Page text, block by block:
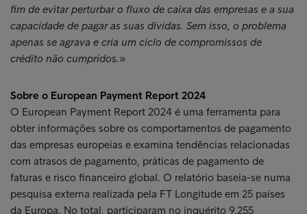
fim de evitar perturbar o fluxo de caixa das empresas e a sua
capacidade de pagar as suas dívidas. Sem isso, o problema
apenas se agrava e cria um ciclo de compromissos de
crédito não cumpridos.»
Sobre o European Payment Report 2024
O European Payment Report 2024 é uma ferramenta para
obter informações sobre os comportamentos de pagamento
das empresas europeias e examina tendências relacionadas
com atrasos de pagamento, práticas de pagamento de
faturas e risco financeiro global. O relatório baseia-se numa
pesquisa externa realizada pela FT Longitude em 25 países
da Europa. No total, participaram no inquérito 9.255